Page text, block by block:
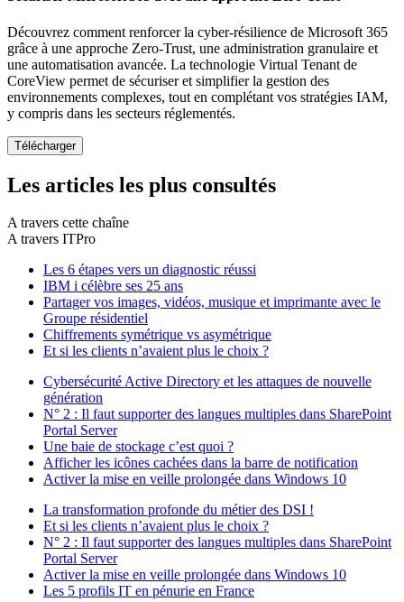
Découvrez comment renforcer la cyber-résilience de Microsoft 365
grâce à une approche Zero-Trust, une administration granulaire et
une automatisation avancée. La technologie Virtual Tenant de
CoreView permet de sécuriser et simplifier la gestion des
environnements complexes, tout en complétant vos stratégies IAM,
y compris dans les secteurs réglementés.
Les articles les plus consultés
A travers cette chaîne
A travers ITPro
Les 6 étapes vers un diagnostic réussi
IBM i célèbre ses 25 ans
Partager vos images, vidéos, musique et imprimante avec le
Groupe résidentiel
Chiffrements symétrique vs asymétrique
Et si les clients n’avaient plus le choix ?
Cybersécurité Active Directory et les attaques de nouvelle
génération
N° 2 : Il faut supporter des langues multiples dans SharePoint
Portal Server
Une baie de stockage c’est quoi ?
Afficher les icônes cachées dans la barre de notification
Activer la mise en veille prolongée dans Windows 10
La transformation profonde du métier des DSI !
Et si les clients n’avaient plus le choix ?
N° 2 : Il faut supporter des langues multiples dans SharePoint
Portal Server
Activer la mise en veille prolongée dans Windows 10
Les 5 profils IT en pénurie en France